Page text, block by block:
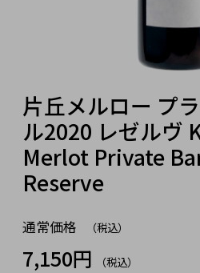
片丘メルロー プ
ル2020 レゼルヴ
Merlot Private
Reserve
通常価格 （税込）
7,150円 （税込）